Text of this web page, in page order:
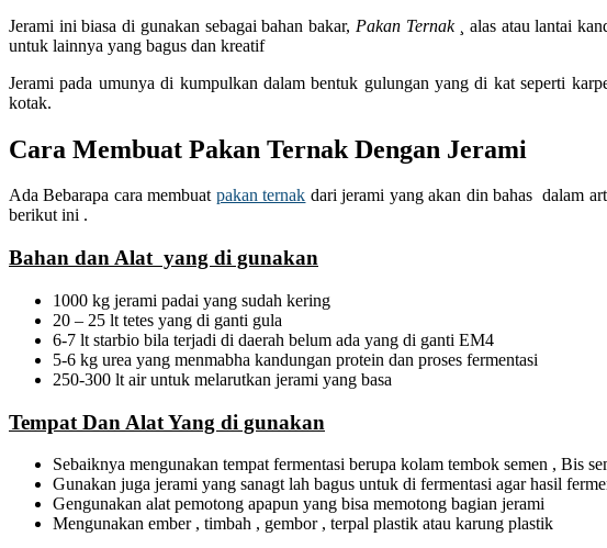
Jerami ini biasa di gunakan sebagai bahan bakar, Pakan Ternak
¸ alas atau lantai
untuk lainnya yang bagus dan kreatif
Jerami pada umunya di kumpulkan dalam bentuk gulungan yang di kat seperti
kotak.
Cara Membuat Pakan Ternak Dengan Jerami
Ada Bebarapa cara membuat pakan ternak dari jerami yang akan din bahas dalam
berikut ini .
Bahan dan Alat yang di gunakan
1000 kg jerami padai yang sudah kering
20 – 25 lt tetes yang di ganti gula
6-7 lt starbio bila terjadi di daerah belum ada yang di ganti EM4
5-6 kg urea yang menmabha kandungan protein dan proses fermentasi
250-300 lt air untuk melarutkan jerami yang basa
Tempat Dan Alat Yang di gunakan
Sebaiknya mengunakan tempat fermentasi berupa kolam tembok semen , Bis
Gunakan juga jerami yang sanagt lah bagus untuk di fermentasi agar hasil
Gengunakan alat pemotong apapun yang bisa memotong bagian jerami
Mengunakan ember , timbah , gembor , terpal plastik atau karung plastik